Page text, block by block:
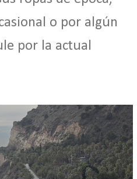
o por algún
por la actual